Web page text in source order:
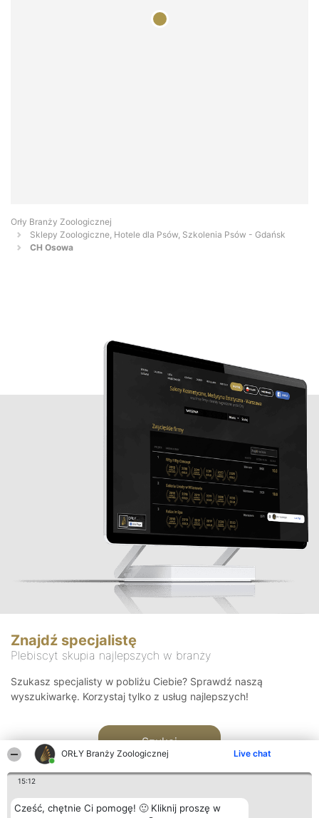
ORŁY Branży Zoologicznej Live chat
15:12
Cześć, chętnie Ci pomogę! 🙂 Kliknij proszę w
Orły Branży Zoologicznej
Sklepy Zoologiczne, Hotele dla Psów, Szkolenia Psów - Gdańsk
CH Osowa
Znajdź specjalistę
Plebiscyt skupia najlepszych w branży
Szukasz specjalisty w pobliżu Ciebie? Sprawdź naszą
wyszukiwarkę. Korzystaj tylko z usług najlepszych!
Szukaj